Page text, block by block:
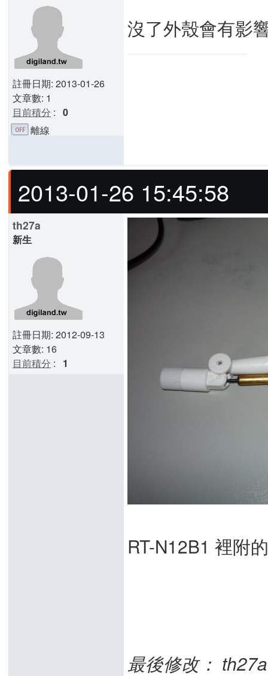
註冊日期: 2013-01-26
文章數: 1
目前積分 : 0
沒了外殼會有影
離線
2013-01-26 15:45:58
th27a
新生
註冊日期: 2012-09-13
文章數: 16
目前積分 : 1
RT-N12B1 裡附
最後修改：